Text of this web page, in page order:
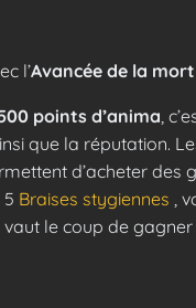
l’Avancée de la mort
points d’anima ,
que la réputation.
d’acheter des
Braises stygiennes ,
vaut le coup de